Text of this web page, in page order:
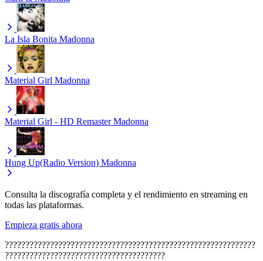
La Isla Bonita Madonna
Material Girl Madonna
Material Girl - HD Remaster Madonna
Hung Up(Radio Version) Madonna
Consulta la discografía completa y el rendimiento en streaming en
todas las plataformas.
Empieza gratis ahora
?????????????????????????????????????????????????????????????
???????????????????????????????????????